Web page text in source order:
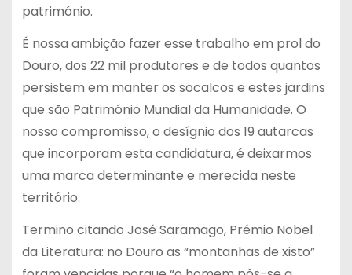
património.
É nossa ambição fazer esse trabalho em prol do
Douro, dos 22 mil produtores e de todos quantos
persistem em manter os socalcos e estes jardins
que são Património Mundial da Humanidade. O
nosso compromisso, o desígnio dos 19 autarcas
que incorporam esta candidatura, é deixarmos
uma marca determinante e merecida neste
território.
Termino citando José Saramago, Prémio Nobel
da Literatura: no Douro as “montanhas de xisto”